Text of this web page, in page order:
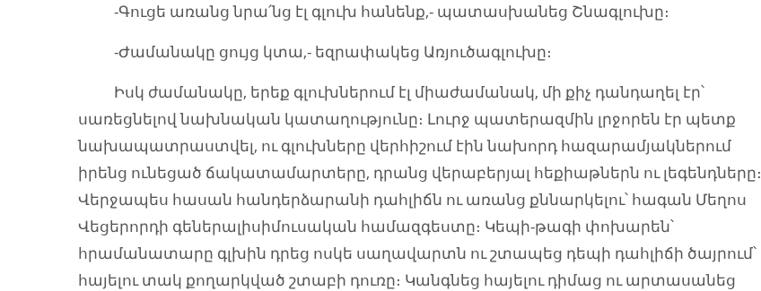
-Գուցե առանց նրա՛նց էլ գլուխ հանենք,- պատասխանեց Շնագլուխը։
-Ժամանակը ցույց կտա,- եզրափակեց Առյուծագլուխը։
Իսկ ժամանակը, երեք գլուխներում էլ միաժամանակ, մի քիչ դանդաղել էր՝
սառեցնելով նախնական կատաղությունը։ Լուրջ պատերազմին լրջորեն էր պետք
նախապատրաստվել, ու գլուխները վերհիշում էին նախորդ հազարամյակներում
իրենց ունեցած ճակատամարտերը, դրանց վերաբերյալ հեքիաթներն ու լեգենդները։
Վերջապես հասան հանդերձարանի դահլիճն ու առանց քննարկելու՝ հագան Մեղոս
Վեցերորդի գեներալիսիմուսական համազգեստը։ Կեպի-թագի փոխարեն՝
հրամանատարը գլխին դրեց ոսկե սաղավարտն ու շտապեց դեպի դահլիճի ծայրում՝
հայելու տակ քողարկված շտաբի դուռը։ Կանգնեց հայելու դիմաց ու արտասանեց